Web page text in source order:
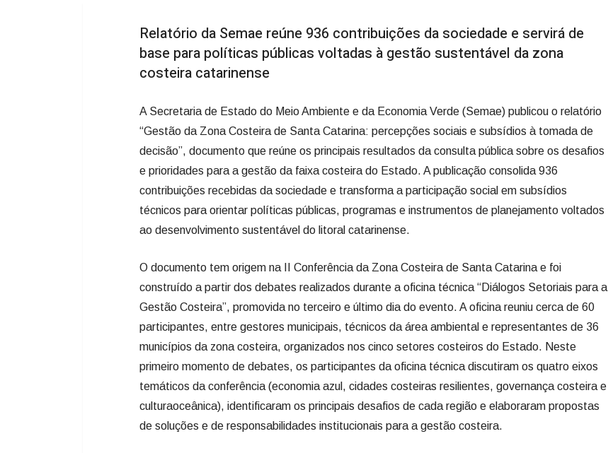
Relatório da Semae reúne 936 contribuições da sociedade e servirá de
base para políticas públicas voltadas à gestão sustentável da zona
costeira catarinense
A Secretaria de Estado do Meio Ambiente e da Economia Verde (Semae) publicou o relatório
“Gestão da Zona Costeira de Santa Catarina: percepções sociais e subsídios à tomada de
decisão”, documento que reúne os principais resultados da consulta pública sobre os desafios
e prioridades para a gestão da faixa costeira do Estado. A publicação consolida 936
contribuições recebidas da sociedade e transforma a participação social em subsídios
técnicos para orientar políticas públicas, programas e instrumentos de planejamento voltados
ao desenvolvimento sustentável do litoral catarinense.
O documento tem origem na II Conferência da Zona Costeira de Santa Catarina e foi
construído a partir dos debates realizados durante a oficina técnica “Diálogos Setoriais para a
Gestão Costeira”, promovida no terceiro e último dia do evento. A oficina reuniu cerca de 60
participantes, entre gestores municipais, técnicos da área ambiental e representantes de 36
municípios da zona costeira, organizados nos cinco setores costeiros do Estado. Neste
primeiro momento de debates, os participantes da oficina técnica discutiram os quatro eixos
temáticos da conferência (economia azul, cidades costeiras resilientes, governança costeira e
culturaoceânica), identificaram os principais desafios de cada região e elaboraram propostas
de soluções e de responsabilidades institucionais para a gestão costeira.